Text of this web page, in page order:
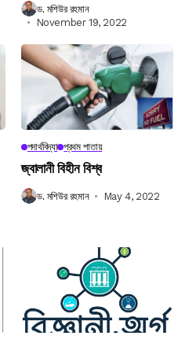
ড. মশিউর রহমান
November 19, 2022
পদার্থবিদ্যা প্রথম পাতায়
জ্বালানী বিহীন বিশ্ব
ড. মশিউর রহমান May 4, 2022